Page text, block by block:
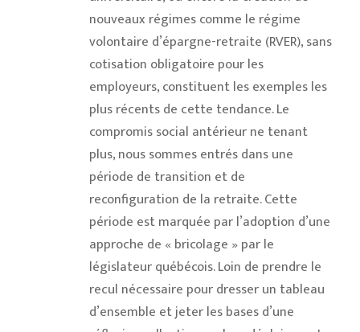
nouveaux régimes comme le régime
volontaire d’épargne-retraite (RVER), sans
cotisation obligatoire pour les
employeurs, constituent les exemples les
plus récents de cette tendance. Le
compromis social antérieur ne tenant
plus, nous sommes entrés dans une
période de transition et de
reconfiguration de la retraite. Cette
période est marquée par l’adoption d’une
approche de « bricolage » par le
législateur québécois. Loin de prendre le
recul nécessaire pour dresser un tableau
d’ensemble et jeter les bases d’une